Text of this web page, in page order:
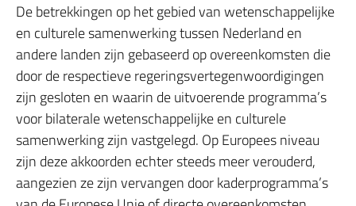
De betrekkingen op het gebied van wetenschappelijke
en culturele samenwerking tussen Nederland en
andere landen zijn gebaseerd op overeenkomsten die
door de respectieve regeringsvertegenwoordigingen
zijn gesloten en waarin de uitvoerende programma’s
voor bilaterale wetenschappelijke en culturele
samenwerking zijn vastgelegd. Op Europees niveau
zijn deze akkoorden echter steeds meer verouderd,
aangezien ze zijn vervangen door kaderprogramma’s